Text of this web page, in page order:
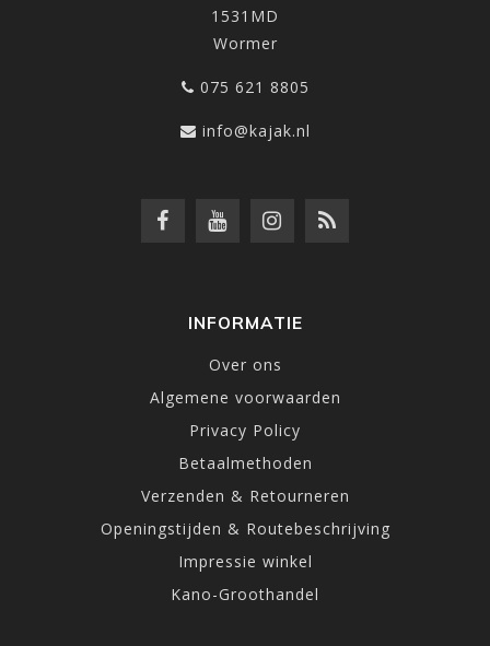
1531MD
Wormer
075 621 8805
info@kajak.nl
INFORMATIE
Over ons
Algemene voorwaarden
Privacy Policy
Betaalmethoden
Verzenden & Retourneren
Openingstijden & Routebeschrijving
Impressie winkel
Kano-Groothandel